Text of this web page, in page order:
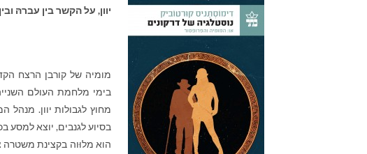
יוון, על הקשר בין עברהּ
מומיה של קורבן הרצח
בימי מלחמת העולם
מחוץ לגבולות יוון. מנהל
בסיוע לגנבים, יוצא למסע
הוא מלוּוה בקצינת